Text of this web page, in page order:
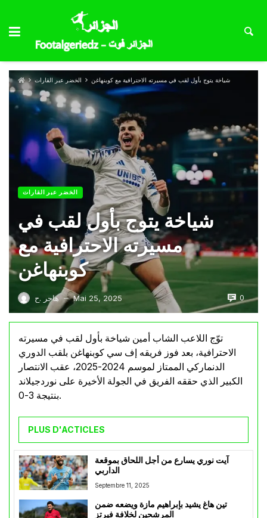
الخضر عبر القارات شياخة يتوج بأول لقب في مسيرته الاحترافية مع كوبنهاغن
الخضر عبر القارات
شياخة يتوج بأول لقب في
مسيرته الاحترافية مع
كوبنهاغن
هاجر .ح — Mai 25, 2025 0
توّج اللاعب الشاب أمين شياخة بأول لقب في مسيرته
الاحترافية، بعد فوز فريقه إف سي كوبنهاغن بلقب الدوري
الدنماركي الممتاز لموسم 2024-2025، عقب الانتصار
الكبير الذي حققه الفريق في الجولة الأخيرة على نوردجيلاند
بنتيجة 3-0.
PLUS D'ACTICLES
آيت نوري يسارع من أجل اللحاق بموقعة
الداربي
Septembre 11, 2025
تين هاغ يشيد بإبراهيم مازة ويضعه ضمن
المرشحين لخلافة فيرتز